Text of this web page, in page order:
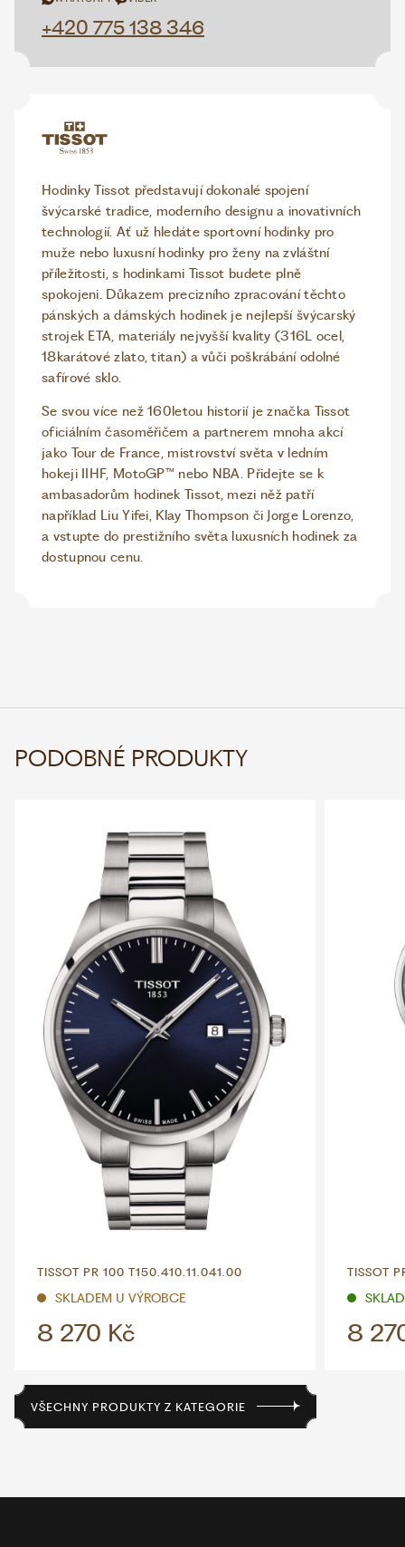
+420 775 138 346
Hodinky Tissot představují dokonalé spojení
švýcarské tradice, moderního designu a inovativních
technologií. Ať už hledáte sportovní hodinky pro
muže nebo luxusní hodinky pro ženy na zvláštní
příležitosti, s hodinkami Tissot budete plně
spokojeni. Důkazem precizního zpracování těchto
pánských a dámských hodinek je nejlepší švýcarský
strojek ETA, materiály nejvyšší kvality (316L ocel,
18karátové zlato, titan) a vůči poškrábání odolné
safírové sklo.
Se svou více než 160letou historií je značka Tissot
oficiálním časoměřičem a partnerem mnoha akcí
jako Tour de France, mistrovství světa v ledním
hokeji IIHF, MotoGP™ nebo NBA. Přidejte se k
ambasadorům hodinek Tissot, mezi něž patří
například Liu Yifei, Klay Thompson či Jorge Lorenzo,
a vstupte do prestižního světa luxusních hodinek za
dostupnou cenu.
PODOBNÉ PRODUKTY
TISSOT PR 100 T150.410.11.041.00
SKLADEM U VÝROBCE
8 270 Kč
TISSOT
8
VŠECHNY PRODUKTY Z KATEGORIE